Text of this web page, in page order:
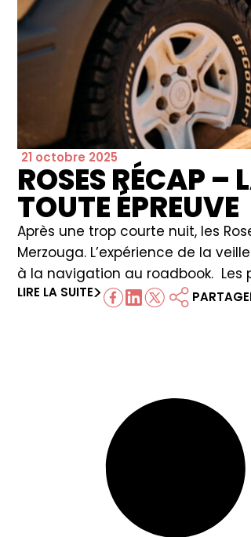
21 octobre 2025
ROSES RÉCAP –
TOUTE ÉPREUVE
Après une trop courte nuit, les
Merzouga. L’expérience de la
à la navigation au roadbook. Les
LIRE LA SUITE